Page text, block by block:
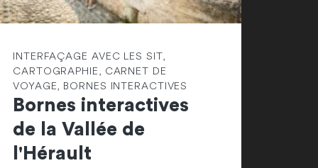
INTERFAÇAGE AVEC LES SIT,
CARTOGRAPHIE, CARNET DE
VOYAGE, BORNES INTERACTIVES
Bornes interactives
de la Vallée de
l'Hérault